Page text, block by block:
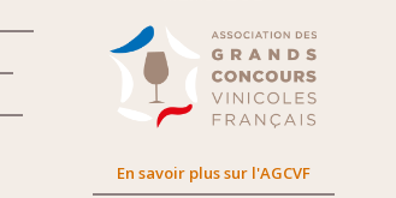
En savoir plus sur l'AGCVF